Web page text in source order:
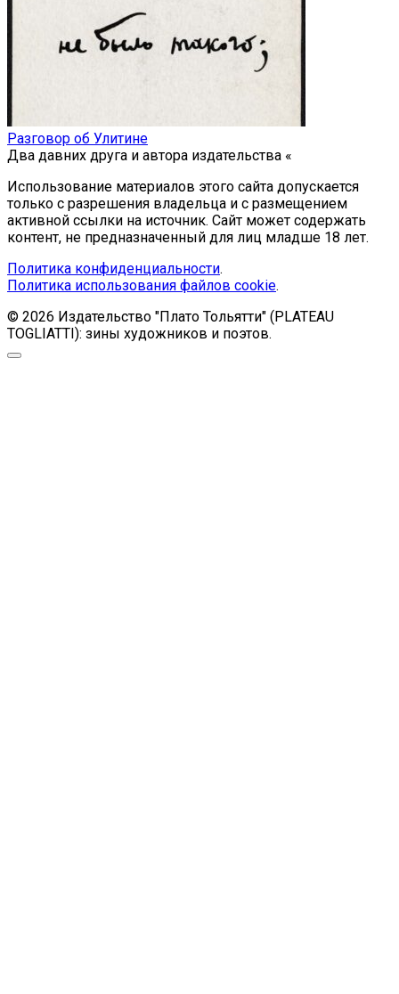
Разговор об Улитине
Два давних друга и автора издательства «
Использование материалов этого сайта допускается
только с разрешения владельца и с размещением
активной ссылки на источник. Сайт может содержать
контент, не предназначенный для лиц младше 18 лет.
Политика конфиденциальности.
Политика использования файлов cookie.
© 2026 Издательство "Плато Тольятти" (PLATEAU
TOGLIATTI): зины художников и поэтов.